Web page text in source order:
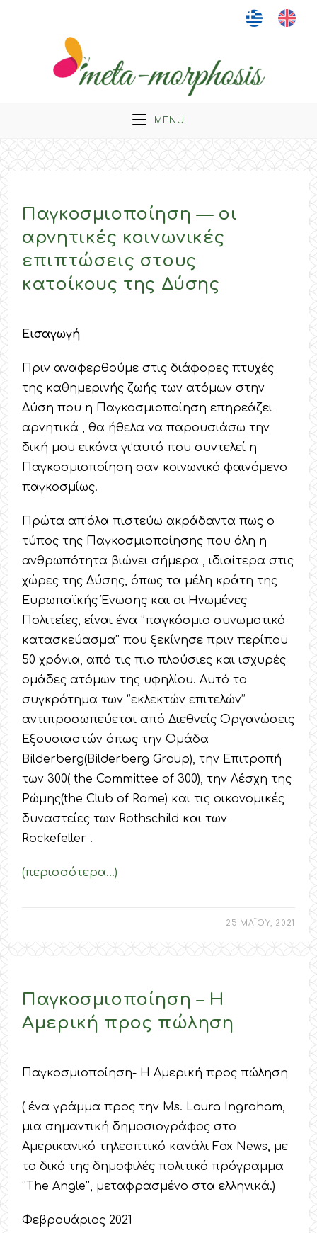
MENU
Παγκοσμιοποίηση — οι
αρνητικές κοινωνικές
επιπτώσεις στους
κατοίκους της Δύσης
Εισαγωγή
Πριν αναφερθούμε στις διάφορες πτυχές
της καθημερινής ζωής των ατόμων στην
Δύση που η Παγκοσμιοποίηση επηρεάζει
αρνητικά , θα ήθελα να παρουσιάσω την
δική μου εικόνα γι’αυτό που συντελεί η
Παγκοσμιοποίηση σαν κοινωνικό φαινόμενο
παγκοσμίως.
Πρώτα απ’όλα πιστεύω ακράδαντα πως ο
τύπος της Παγκοσμιοποίησης που όλη η
ανθρωπότητα βιώνει σήμερα , ιδιαίτερα στις
χώρες της Δύσης, όπως τα μέλη κράτη της
Ευρωπαϊκής Ένωσης και οι Ηνωμένες
Πολιτείες, είναι ένα ‘’παγκόσμιο συνωμοτικό
κατασκεύασμα’’ που ξεκίνησε πριν περίπου
50 χρόνια, από τις πιο πλούσιες και ισχυρές
ομάδες ατόμων της υφηλίου. Αυτό το
συγκρότημα των ‘’εκλεκτών επιτελών’’
αντιπροσωπεύεται από Διεθνείς Οργανώσεις
Εξουσιαστών όπως την Ομάδα
Bilderberg(Bilderberg Group), την Επιτροπή
των 300( the Committee of 300), την Λέσχη της
Ρώμης(the Club of Rome) και τις οικονομικές
δυναστείες των Rothschild και των
Rockefeller .
(περισσότερα…)
25 ΜΑΪΟΥ, 2021
Παγκοσμιοποίηση – Η
Αμερική προς πώληση
Παγκοσμιοποίηση- Η Αμερική προς πώληση
( ένα γράμμα προς την Μs. Laura Ingraham,
μια σημαντική δημοσιογράφος στο
Αμερικανικό τηλεοπτικό κανάλι Fox News, με
το δικό της δημοφιλές πολιτικό πρόγραμμα
‘’The Angle’’, μεταφρασμένο στα ελληνικά.)
Φεβρουάριος 2021